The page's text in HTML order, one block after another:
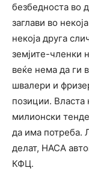
безбедноста во
заглави во
некоја друга
земјите-членки
веќе нема да ги
швалери и
позиции. Власта
милионски
да има потреба.
делат, НАСА
КФЦ.